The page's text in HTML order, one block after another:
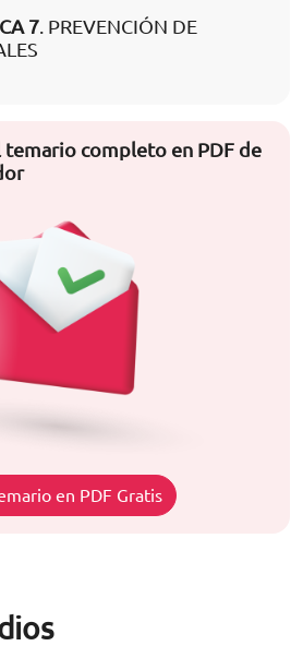
7. PREVENCIÓN DE
temario completo en PDF de
en PDF Gratis